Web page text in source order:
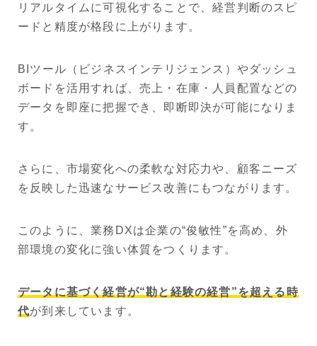
リアルタイムに可視化することで、経営判断のスピ
ードと精度が格段に上がります。
BIツール（ビジネスインテリジェンス）やダッシュ
ボードを活用すれば、売上・在庫・人員配置などの
データを即座に把握でき、即断即決が可能になりま
す。
さらに、市場変化への柔軟な対応力や、顧客ニーズ
を反映した迅速なサービス改善にもつながります。
このように、業務DXは企業の“俊敏性”を高め、外
部環境の変化に強い体質をつくります。
データに基づく経営が“勘と経験の経営”を超える時
代が到来しています。